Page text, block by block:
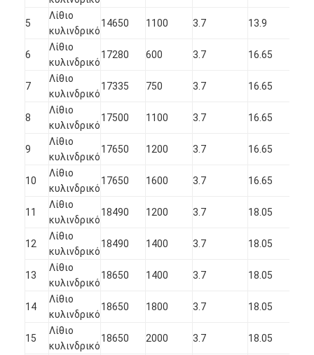
5
Λίθιο
κυλινδρικό
14650 1100 3.7 13.9
6
Λίθιο
κυλινδρικό
17280 600 3.7 16.65
7
Λίθιο
κυλινδρικό
17335 750 3.7 16.65
8
Λίθιο
κυλινδρικό
17500 1100 3.7 16.65
9
Λίθιο
κυλινδρικό
17650 1200 3.7 16.65
10
Λίθιο
κυλινδρικό
17650 1600 3.7 16.65
11
Λίθιο
κυλινδρικό
18490 1200 3.7 18.05
12
Λίθιο
κυλινδρικό
18490 1400 3.7 18.05
13
Λίθιο
κυλινδρικό
18650 1400 3.7 18.05
14
Λίθιο
κυλινδρικό
18650 1800 3.7 18.05
15
Λίθιο
κυλινδρικό
18650 2000 3.7 18.05